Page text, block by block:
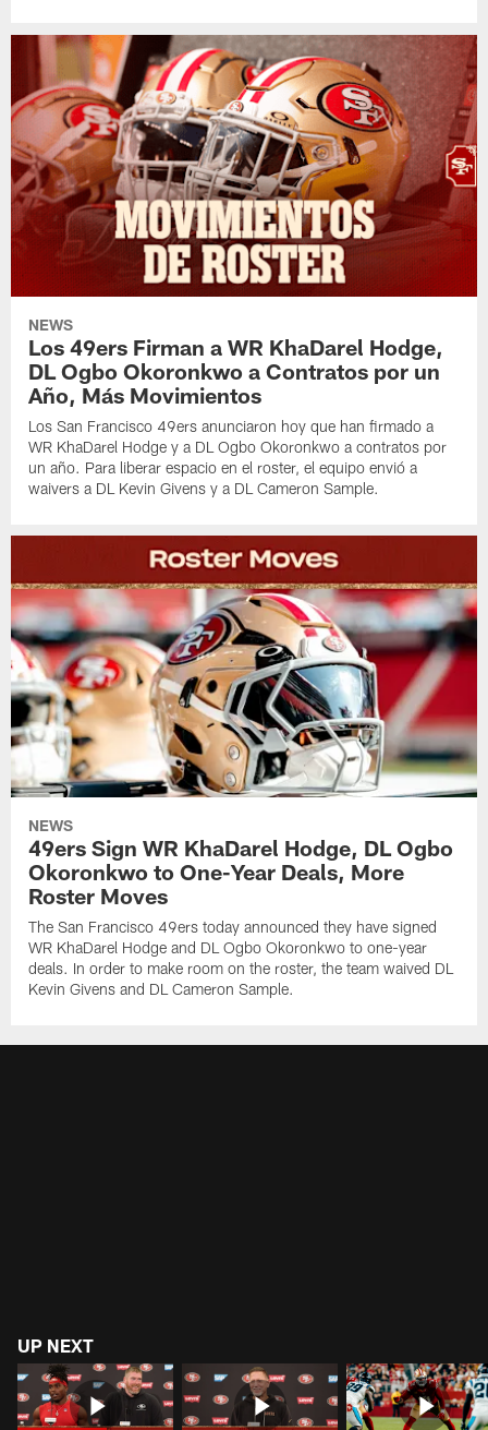
NEWS
Los 49ers Firman a WR KhaDarel Hodge,
DL Ogbo Okoronkwo a Contratos por un
Año, Más Movimientos
Los San Francisco 49ers anunciaron hoy que han firmado a
WR KhaDarel Hodge y a DL Ogbo Okoronkwo a contratos por
un año. Para liberar espacio en el roster, el equipo envió a
waivers a DL Kevin Givens y a DL Cameron Sample.
NEWS
49ers Sign WR KhaDarel Hodge, DL Ogbo
Okoronkwo to One-Year Deals, More
Roster Moves
The San Francisco 49ers today announced they have signed
WR KhaDarel Hodge and DL Ogbo Okoronkwo to one-year
deals. In order to make room on the roster, the team waived DL
Kevin Givens and DL Cameron Sample.
UP NEXT